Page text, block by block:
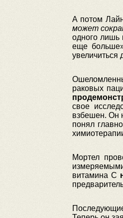
А потом
может
одного лишь
еще
увеличиться
раковых
свое
взбешен. Он
понял
Мортел
витамина С